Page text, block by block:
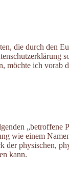
die durch den
möchte ich vorab
„betroffene
wie einem
der physischen,
kann.